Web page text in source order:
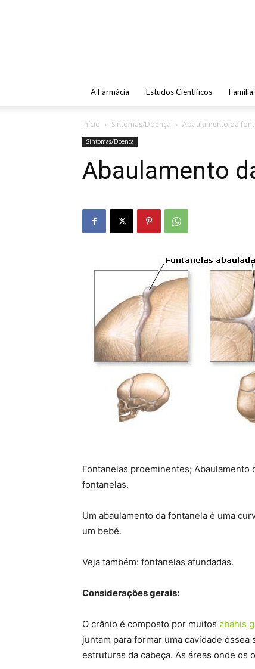
A Farmácia Estudos Científicos Familia
Início Sintomas/Doença Abaulamento da
Sintomas/Doença
Abaulamento
Fontanelas proeminentes; Abaulamento
fontanelas.
Um abaulamento da fontanela é uma
um bebé.
Veja também: fontanelas afundadas.
Considerações gerais:
O crânio é composto por muitos zbahis
juntam para formar uma cavidade
estruturas da cabeça. As áreas onde os